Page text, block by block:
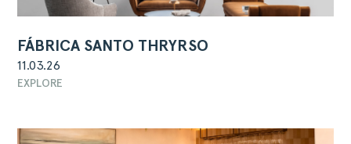
ACERCA
PROJETOS
FÁBRICA SANTO THRYRSO
11.03.26
EXPLORE